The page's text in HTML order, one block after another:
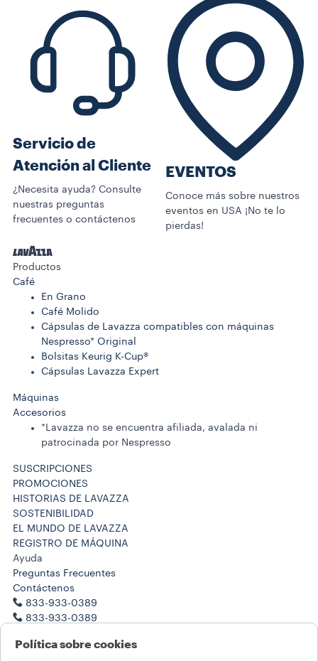
Servicio de
Atención al Cliente
¿Necesita ayuda? Consulte
nuestras preguntas
frecuentes o contáctenos
EVENTOS
Conoce más sobre nuestros
eventos en USA ¡No te lo
pierdas!
Productos
Café
En Grano
Café Molido
Cápsulas de Lavazza compatibles con máquinas
Nespresso* Original
Bolsitas Keurig K-Cup®
Cápsulas Lavazza Expert
Máquinas
Accesorios
*Lavazza no se encuentra afiliada, avalada ni
patrocinada por Nespresso
SUSCRIPCIONES
PROMOCIONES
HISTORIAS DE LAVAZZA
SOSTENIBILIDAD
EL MUNDO DE LAVAZZA
REGISTRO DE MÁQUINA
Ayuda
Preguntas Frecuentes
Contáctenos
833-933-0389
833-933-0389
Notas legales
Política sobre cookies